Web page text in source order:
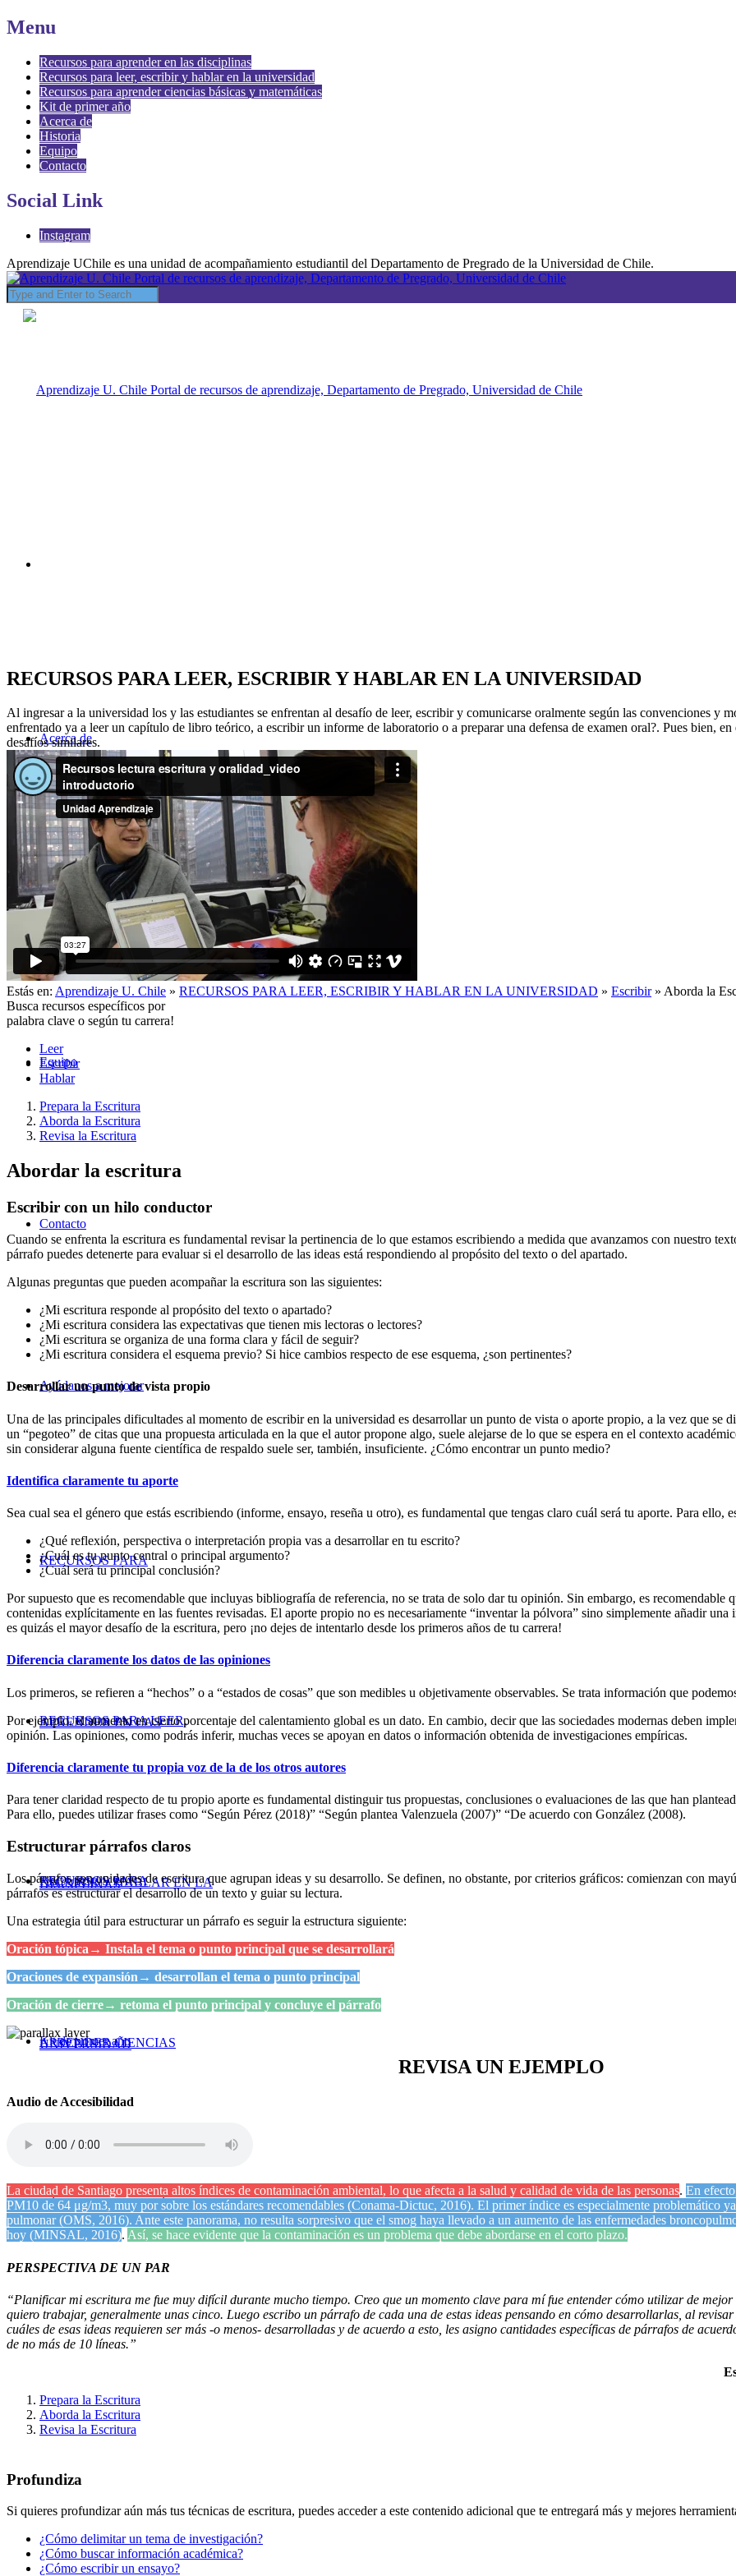
Menu
Recursos para aprender en las disciplinas
Recursos para leer, escribir y hablar en la universidad
Recursos para aprender ciencias básicas y matemáticas
Kit de primer año
Acerca de
Historia
Equipo
Contacto
Social Link
Instagram
Aprendizaje UChile es una unidad de acompañamiento estudiantil del Departamento de Pregrado de la Universidad de Chile.
Acerca de
Historia
Equipo
Contacto
Ayúdanos a mejorar
RECURSOS PARA
APRENDER EN LAS
DISCIPLINAS
RECURSOS PARA LEER,
ESCRIBIR Y HABLAR EN LA
UNIVERSIDAD
RECURSOS PARA
APRENDER CIENCIAS
BÁSICAS Y MATEMÁTICAS
Kit de primer año
RECURSOS PARA LEER, ESCRIBIR Y HABLAR EN LA UNIVERSIDAD
Al ingresar a la universidad los y las estudiantes se enfrentan al desafío de leer, escribir y comunicarse oralmente según las convenciones y
enfrentado ya a leer un capítulo de libro teórico, a escribir un informe de laboratorio o a preparar una defensa de examen oral?. Pues bien,
desafíos similares.
Estás en: Aprendizaje U. Chile » RECURSOS PARA LEER, ESCRIBIR Y HABLAR EN LA UNIVERSIDAD » Escribir» Aborda la
Busca recursos específicos por
palabra clave o según tu carrera!
Leer
Escribir
Hablar
Prepara la Escritura
Aborda la Escritura
Revisa la Escritura
Abordar la escritura
Escribir con un hilo conductor
Cuando se enfrenta la escritura es fundamental revisar la pertinencia de lo que estamos escribiendo a medida que avanzamos con nuestro
párrafo puedes detenerte para evaluar si el desarrollo de las ideas está respondiendo al propósito del texto o del apartado.
Algunas preguntas que pueden acompañar la escritura son las siguientes:
¿Mi escritura responde al propósito del texto o apartado?
¿Mi escritura considera las expectativas que tienen mis lectoras o lectores?
¿Mi escritura se organiza de una forma clara y fácil de seguir?
¿Mi escritura considera el esquema previo? Si hice cambios respecto de ese esquema, ¿son pertinentes?
Desarrollar un punto de vista propio
Una de las principales dificultades al momento de escribir en la universidad es desarrollar un punto de vista o aporte propio, a la vez que se
un “pegoteo” de citas que una propuesta articulada en la que el autor propone algo, suele alejarse de lo que se espera en el contexto
sin considerar alguna fuente científica de respaldo suele ser, también, insuficiente. ¿Cómo encontrar un punto medio?
Identifica claramente tu aporte
Sea cual sea el género que estás escribiendo (informe, ensayo, reseña u otro), es fundamental que tengas claro cuál será tu aporte. Para ello,
¿Qué reflexión, perspectiva o interpretación propia vas a desarrollar en tu escrito?
¿Cuál es tu punto central o principal argumento?
¿Cuál será tu principal conclusión?
Por supuesto que es recomendable que incluyas bibliografía de referencia, no se trata de solo dar tu opinión. Sin embargo, es recomendable
contenidas explícitamente en las fuentes revisadas. El aporte propio no es necesariamente “inventar la pólvora” sino simplemente añadir
es quizás el mayor desafío de la escritura, pero ¡no dejes de intentarlo desde los primeros años de tu carrera!
Diferencia claramente los datos de las opiniones
Los primeros, se refieren a “hechos” o a “estados de cosas” que son medibles u objetivamente observables. Se trata información que
Por ejemplo, el aumento en cierto porcentaje del calentamiento global es un dato. En cambio, decir que las sociedades modernas deben
opinión. Las opiniones, como podrás inferir, muchas veces se apoyan en datos o información obtenida de investigaciones empíricas.
Diferencia claramente tu propia voz de la de los otros autores
Para tener claridad respecto de tu propio aporte es fundamental distinguir tus propuestas, conclusiones o evaluaciones de las que han
Para ello, puedes utilizar frases como “Según Pérez (2018)” “Según plantea Valenzuela (2007)” “De acuerdo con González (2008).
Estructurar párrafos claros
Los párrafos son unidades de escritura que agrupan ideas y su desarrollo. Se definen, no obstante, por criterios gráficos: comienzan con
párrafos es estructurar el desarrollo de un texto y guiar su lectura.
Una estrategia útil para estructurar un párrafo es seguir la estructura siguiente:
Oración tópica→ Instala el tema o punto principal que se desarrollará
Oraciones de expansión→ desarrollan el tema o punto principal
Oración de cierre→ retoma el punto principal y concluye el párrafo
REVISA UN EJEMPLO
Audio de Accesibilidad
La ciudad de Santiago presenta altos índices de contaminación ambiental, lo que afecta a la salud y calidad de vida de las personas. En
PM10 de 64 μg/m3, muy por sobre los estándares recomendables (Conama-Dictuc, 2016). El primer índice es especialmente problemático
pulmonar (OMS, 2016). Ante este panorama, no resulta sorpresivo que el smog haya llevado a un aumento de las enfermedades
hoy (MINSAL, 2016). Así, se hace evidente que la contaminación es un problema que debe abordarse en el corto plazo.
PERSPECTIVA DE UN PAR
“Planificar mi escritura me fue muy difícil durante mucho tiempo. Creo que un momento clave para mí fue entender cómo utilizar de
quiero trabajar, generalmente unas cinco. Luego escribo un párrafo de cada una de estas ideas pensando en cómo desarrollarlas, al
cuáles de esas ideas requieren ser más -o menos- desarrolladas y de acuerdo a esto, les asigno cantidades específicas de párrafos de
de no más de 10 líneas.”
Prepara la Escritura
Aborda la Escritura
Revisa la Escritura
Profundiza
Si quieres profundizar aún más tus técnicas de escritura, puedes acceder a este contenido adicional que te entregará más y mejores
¿Cómo delimitar un tema de investigación?
¿Cómo buscar información académica?
¿Cómo escribir un ensayo?